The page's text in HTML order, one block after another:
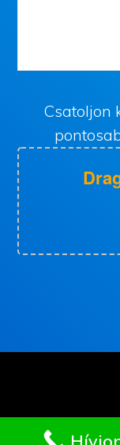
Csatoljon